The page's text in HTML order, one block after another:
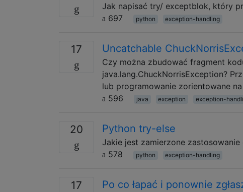
Jak napisać try/ exceptblok, który
697
python exception-handling
17 Uncatchable
Czy można zbudować fragment
java.lang.ChuckNorrisException?
lub programowanie zorientowane
596
java exception exception-
20 Python try-else
Jakie jest zamierzone
578
python exception-handling
17 Po co łapać i ponownie